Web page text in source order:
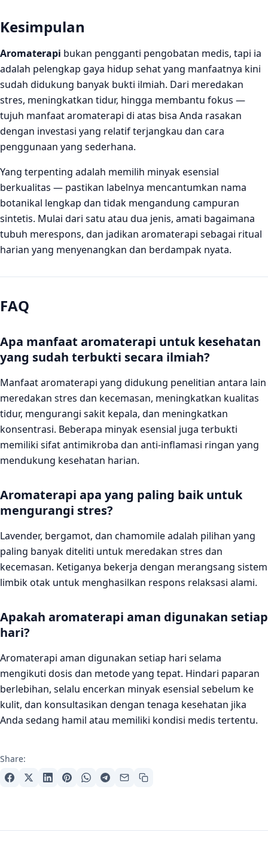
Kesimpulan
Aromaterapi bukan pengganti pengobatan medis, tapi ia
adalah pelengkap gaya hidup sehat yang manfaatnya kini
sudah didukung banyak bukti ilmiah. Dari meredakan
stres, meningkatkan tidur, hingga membantu fokus —
tujuh manfaat aromaterapi di atas bisa Anda rasakan
dengan investasi yang relatif terjangkau dan cara
penggunaan yang sederhana.
Yang terpenting adalah memilih minyak esensial
berkualitas — pastikan labelnya mencantumkan nama
botanikal lengkap dan tidak mengandung campuran
sintetis. Mulai dari satu atau dua jenis, amati bagaimana
tubuh merespons, dan jadikan aromaterapi sebagai ritual
harian yang menyenangkan dan berdampak nyata.
FAQ
Apa manfaat aromaterapi untuk kesehatan
yang sudah terbukti secara ilmiah?
Manfaat aromaterapi yang didukung penelitian antara lain
meredakan stres dan kecemasan, meningkatkan kualitas
tidur, mengurangi sakit kepala, dan meningkatkan
konsentrasi. Beberapa minyak esensial juga terbukti
memiliki sifat antimikroba dan anti-inflamasi ringan yang
mendukung kesehatan harian.
Aromaterapi apa yang paling baik untuk
mengurangi stres?
Lavender, bergamot, dan chamomile adalah pilihan yang
paling banyak diteliti untuk meredakan stres dan
kecemasan. Ketiganya bekerja dengan merangsang sistem
limbik otak untuk menghasilkan respons relaksasi alami.
Apakah aromaterapi aman digunakan setiap
hari?
Aromaterapi aman digunakan setiap hari selama
mengikuti dosis dan metode yang tepat. Hindari paparan
berlebihan, selalu encerkan minyak esensial sebelum ke
kulit, dan konsultasikan dengan tenaga kesehatan jika
Anda sedang hamil atau memiliki kondisi medis tertentu.
Share: